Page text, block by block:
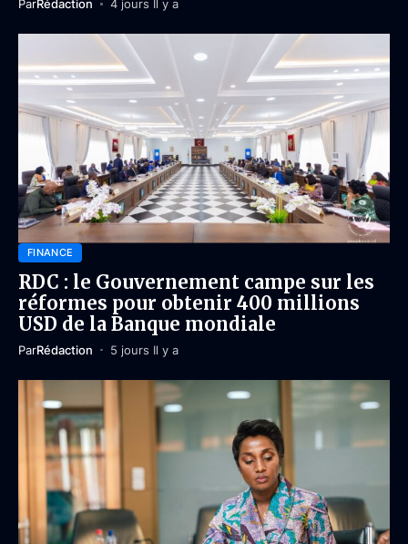
ParRédaction 4 jours Il y a
FINANCE
RDC : le Gouvernement campe sur les
réformes pour obtenir 400 millions
USD de la Banque mondiale
ParRédaction 5 jours Il y a